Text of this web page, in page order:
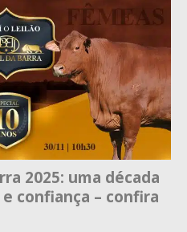
2025: uma década
confiança – confira